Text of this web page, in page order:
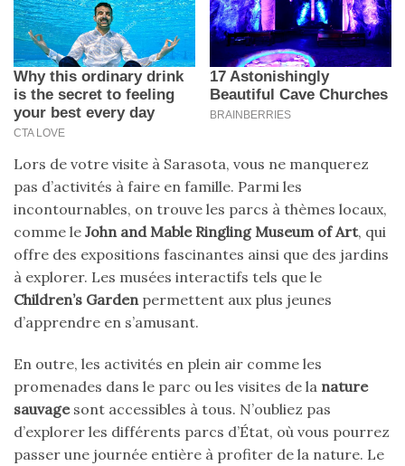
Lors de votre visite à Sarasota, vous ne manquerez
pas d’activités à faire en famille. Parmi les
incontournables, on trouve les parcs à thèmes locaux,
comme le John and Mable Ringling Museum of Art, qui
offre des expositions fascinantes ainsi que des jardins
à explorer. Les musées interactifs tels que le
Children’s Gardenpermettent aux plus jeunes
d’apprendre en s’amusant.
En outre, les activités en plein air comme les
promenades dans le parc ou les visites de la nature
sauvagesont accessibles à tous. N’oubliez pas
d’explorer les différents parcs d’État, où vous pourrez
passer une journée entière à profiter de la nature. Le